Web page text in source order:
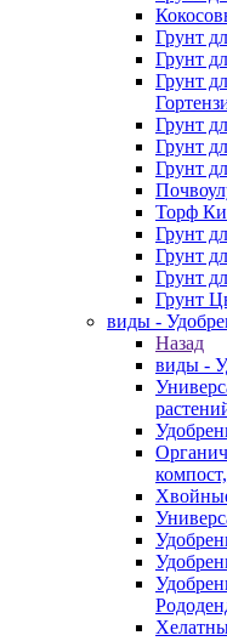
Грунт
Грунт
Грунт
Грунт
Грунт
Грунт
Торф
Грунт
Грунт
Грунт
Грунт
виды -
Назад
виды -